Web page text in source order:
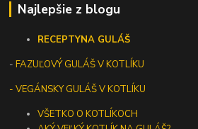
Najlepšie z blogu
RECEPTYNA GULÁŠ
-FAZUĽOVÝ GULÁŠ V KOTLÍKU
- VEGÁNSKY GULÁŠ V KOTLÍKU
VŠETKO O KOTLÍKOCH